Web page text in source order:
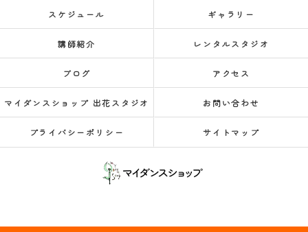
スケジュール ギャラリー
講師紹介 レンタルスタジオ
ブログ アクセス
マイダンスショップ 出花スタジオ お問い合わせ
プライバシーポリシー サイトマップ